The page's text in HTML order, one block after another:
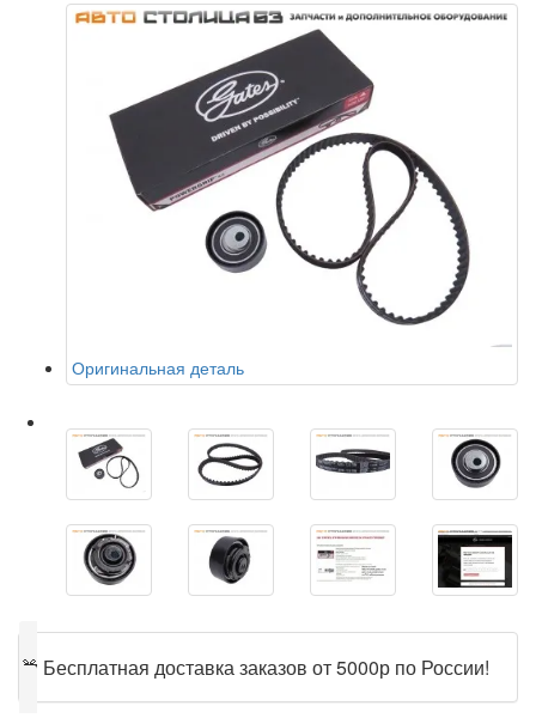
Оригинальная деталь
🎁 Бесплатная доставка заказов от 5000р по России!